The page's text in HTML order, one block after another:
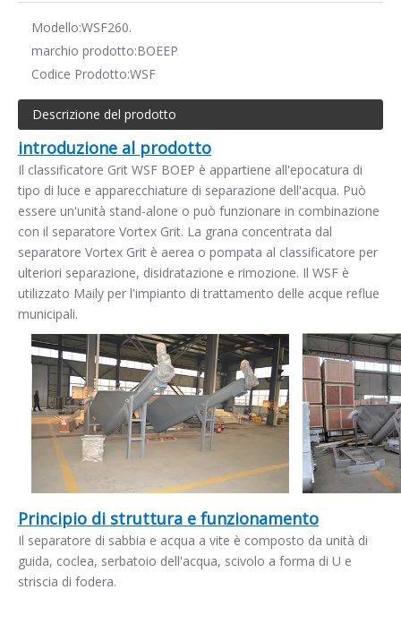
Modello:WSF260.
marchio prodotto:BOEEP
Codice Prodotto:WSF
Descrizione del prodotto
introduzione al prodotto
Il classificatore Grit WSF BOEP è appartiene all'epocatura di
tipo di luce e apparecchiature di separazione dell'acqua. Può
essere un'unità stand-alone o può funzionare in combinazione
con il separatore Vortex Grit. La grana concentrata dal
separatore Vortex Grit è aerea o pompata al classificatore per
ulteriori separazione, disidratazione e rimozione. Il WSF è
utilizzato Maily per l'impianto di trattamento delle acque reflue
municipali.
Principio di struttura e funzionamento
Il separatore di sabbia e acqua a vite è composto da unità di
guida, coclea, serbatoio dell'acqua, scivolo a forma di U e
striscia di fodera.